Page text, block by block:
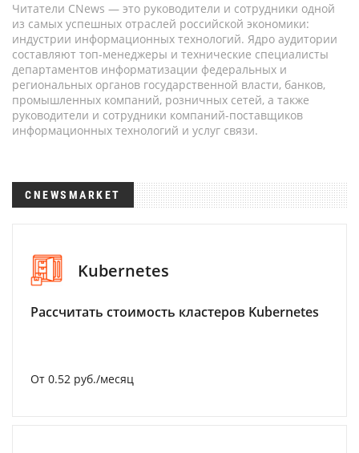
Читатели CNews — это руководители и сотрудники одной
из самых успешных отраслей российской экономики:
индустрии информационных технологий. Ядро аудитории
составляют топ-менеджеры и технические специалисты
департаментов информатизации федеральных и
региональных органов государственной власти, банков,
промышленных компаний, розничных сетей, а также
руководители и сотрудники компаний-поставщиков
информационных технологий и услуг связи.
CNEWSMARKET
Kubernetes
Рассчитать стоимость кластеров Kubernetes
От 0.52 руб./месяц